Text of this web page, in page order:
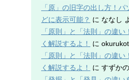
「原」の旧字の出し方！
どに表示可能？ に ななし
「原則」と「法則」の違
く解説するよ！
に
「原則」と「法則」の違
く解説するよ！
に すずかの